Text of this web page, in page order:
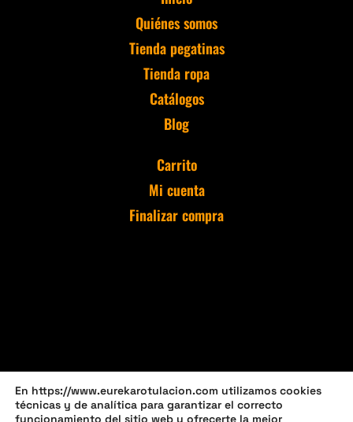
Quiénes somos
Tienda pegatinas
Tienda ropa
Catálogos
Blog
Carrito
Mi cuenta
Finalizar compra
En https://www.eurekarotulacion.com utilizamos cookies
técnicas y de analítica para garantizar el correcto
funcionamiento del sitio web y ofrecerte la mejor